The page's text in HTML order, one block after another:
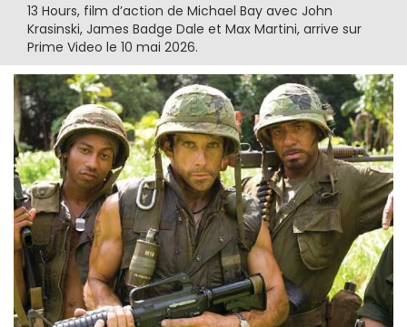
13 Hours, film d’action de Michael Bay avec John
Krasinski, James Badge Dale et Max Martini, arrive sur
Prime Video le 10 mai 2026.